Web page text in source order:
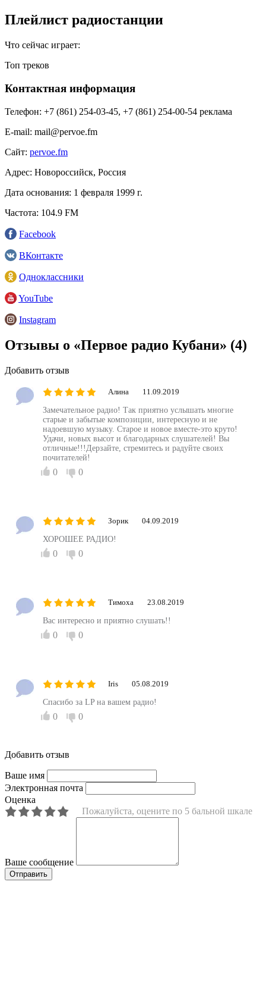
Плейлист радиостанции
Что сейчас играет:
Топ треков
Контактная информация
Телефон: +7 (861) 254-03-45, +7 (861) 254-00-54 реклама
E-mail: mail@pervoe.fm
Сайт: pervoe.fm
Адрес: Новороссийск, Россия
Дата основания: 1 февраля 1999 г.
Частота: 104.9 FM
Facebook
ВКонтакте
Одноклассники
YouTube
Instagram
Отзывы о «Первое радио Кубани» (4)
Добавить отзыв
Алина 11.09.2019
Замечательное радио! Так приятно услышать многие
старые и забытые композиции, интересную и не
надоевшую музыку. Старое и новое вместе-это круто!
Удачи, новых высот и благодарных слушателей! Вы
отличные!!!Дерзайте, стремитесь и радуйте своих
почитателей!
0 0
Зорик 04.09.2019
ХОРОШЕЕ РАДИО!
0 0
Тимоха 23.08.2019
Вас интересно и приятно слушать!!
0 0
Iris 05.08.2019
Спасибо за LP на вашем радио!
0 0
Добавить отзыв
Ваше имя
Электронная почта
Оценка
Пожалуйста, оцените по 5 бальной шкале
Ваше сообщение